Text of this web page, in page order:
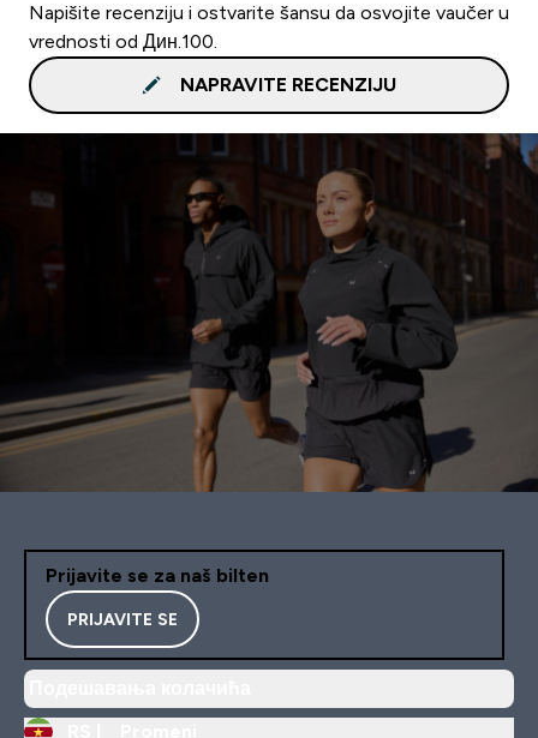
Napišite recenziju i ostvarite šansu da osvojite vaučer u
vrednosti od Дин.100.
NAPRAVITE RECENZIJU
Prijavite se za naš bilten
PRIJAVITE SE